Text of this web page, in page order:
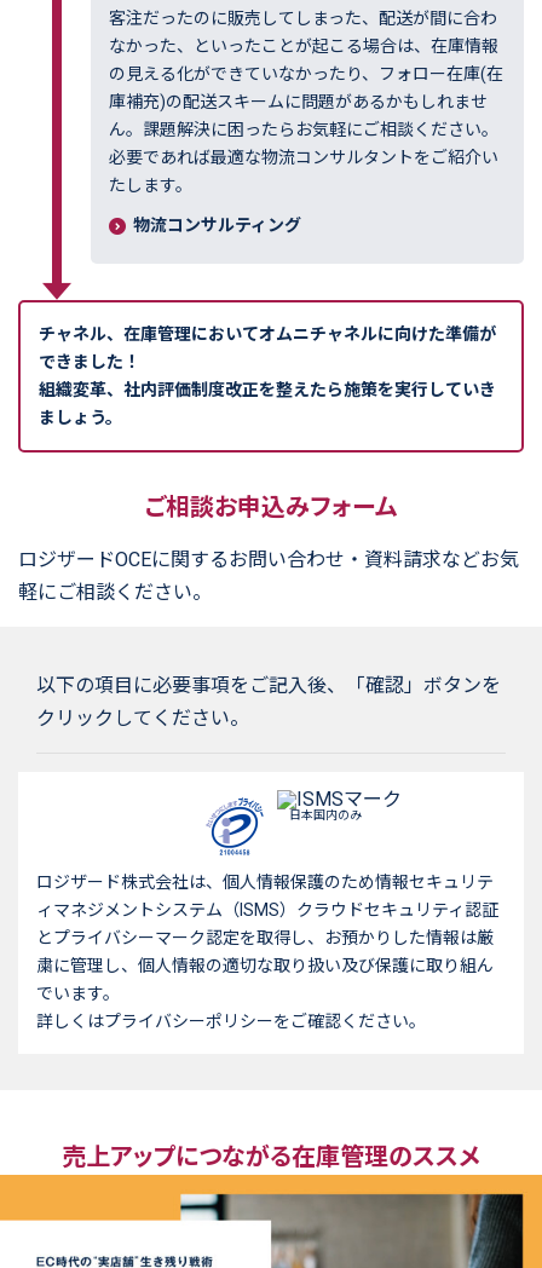
客注だったのに販売してしまった、配送が間に合わ
なかった、といったことが起こる場合は、在庫情報
の見える化ができていなかったり、フォロー在庫(在
庫補充)の配送スキームに問題があるかもしれませ
ん。課題解決に困ったらお気軽にご相談ください。
必要であれば最適な物流コンサルタントをご紹介い
たします。
物流コンサルティング
チャネル、在庫管理においてオムニチャネルに向けた準備が
できました！
組織変革、社内評価制度改正を整えたら施策を実行していき
ましょう。
ご相談お申込みフォーム
ロジザードOCEに関するお問い合わせ・資料請求などお気
軽にご相談ください。
以下の項目に必要事項をご記入後、「確認」ボタンを
クリックしてください。
日本国内のみ
ロジザード株式会社は、個人情報保護のため情報セキュリテ
ィマネジメントシステム（ISMS）クラウドセキュリティ認証
とプライバシーマーク認定を取得し、お預かりした情報は厳
粛に管理し、個人情報の適切な取り扱い及び保護に取り組ん
でいます。
詳しくはプライバシーポリシーをご確認ください。
売上アップにつながる在庫管理のススメ